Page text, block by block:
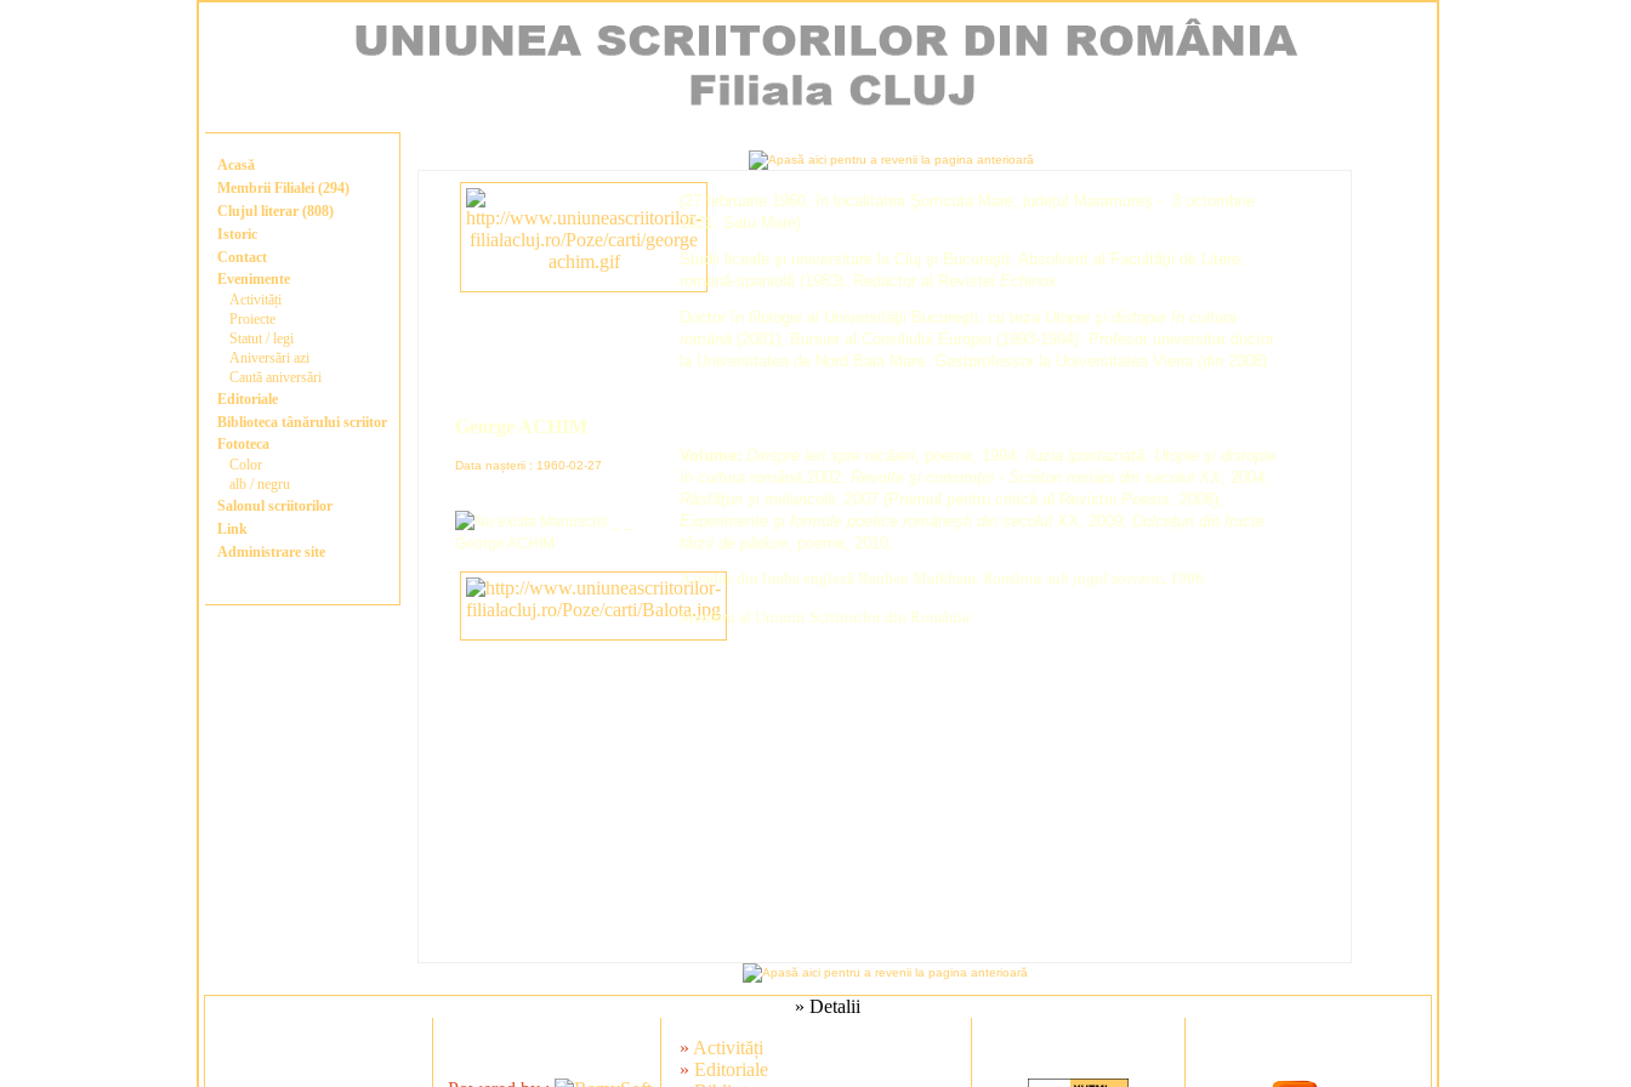
Acasă
Membrii Filialei (294)
Clujul literar (808)
Istoric
Contact
Evenimente
Activități
Proiecte
Statut / legi
Aniversări azi
Caută aniversări
Editoriale
Biblioteca tânărului scriitor
Fototeca
Color
alb / negru
Salonul scriitorilor
Link
Administrare site
George ACHIM
Data nașterii : 1960-02-27
(27 februarie 1960, în localitatea Şomcuta Mare, judeţul Maramureş - 3 octombrie
2021, Satu Mare)
Studii liceale şi universitare la Cluj şi Bucureşti, Absolvent al Facultăţii de Litere,
română-spaniolă (1983). Redactor al RevisteiEchinox
Doctor în filologie al Universităţii Bucureşti, cu teza Utopie şi distopie în cultura
română (2001); Bursier al Consiliului Europei (1993-1994). Profesor universitar doctor
la Universitatea de Nord Baia Mare. Gastprofessor la Universitatea Viena (din 2008)
Volume:Dinspre ieri spre nicăieri, poeme, 1994; Iluzia ipostaziată. Utopie şi distopie
în cultura română,2002;Revolte şi consimţiri - Scriitori români din secolul XX, 2004;
Răsfăţuri şi melancolii, 2007 (Premiul pentru critică al RevisteiPoesis, 2008);
Experimente şi formule poetice româneşti din secolul XX, 2009;Dulceţuri din fructe
târzii de pădure, poeme, 2010;
A tradus din limba engleză Reuben Markham, România sub jugul sovietic, 1996.
Membru al Uniunii Scriitorilor din România
» Detalii
» Activități
»Editoriale